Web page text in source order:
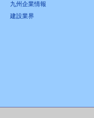
九州企業情報
建設業界